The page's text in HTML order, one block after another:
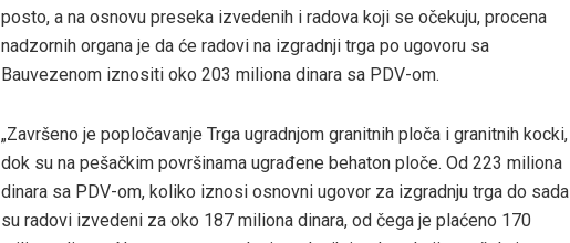
posto, a na osnovu preseka izvedenih i radova koji se očekuju, procena
nadzornih organa je da će radovi na izgradnji trga po ugovoru sa
Bauvezenom iznositi oko 203 miliona dinara sa PDV-om.
„Završeno je popločavanje Trga ugradnjom granitnih ploča i granitnih kocki,
dok su na pešačkim površinama ugrađene behaton ploče. Od 223 miliona
dinara sa PDV-om, koliko iznosi osnovni ugovor za izgradnju trga do sada
su radovi izvedeni za oko 187 miliona dinara, od čega je plaćeno 170